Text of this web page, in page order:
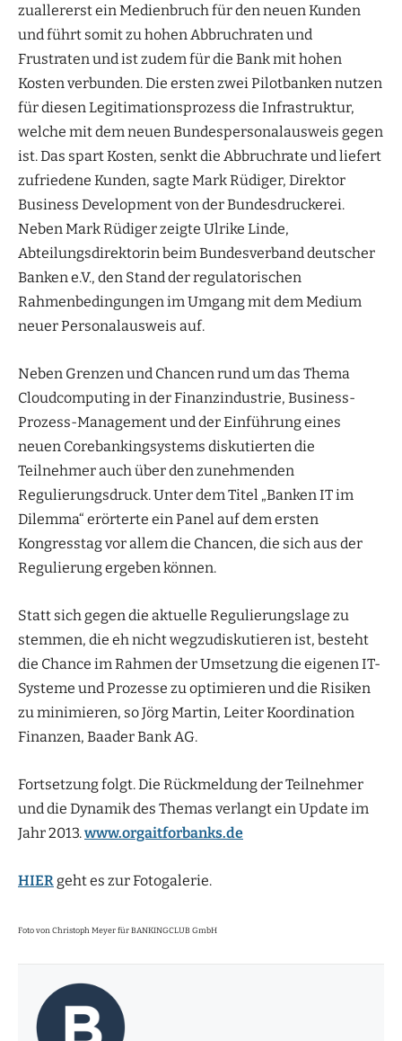
zuallererst ein Medienbruch für den neuen Kunden
und führt somit zu hohen Abbruchraten und
Frustraten und ist zudem für die Bank mit hohen
Kosten verbunden. Die ersten zwei Pilotbanken nutzen
für diesen Legitimationsprozess die Infrastruktur,
welche mit dem neuen Bundespersonalausweis gegen
ist. Das spart Kosten, senkt die Abbruchrate und liefert
zufriedene Kunden, sagte Mark Rüdiger, Direktor
Business Development von der Bundesdruckerei.
Neben Mark Rüdiger zeigte Ulrike Linde,
Abteilungsdirektorin beim Bundesverband deutscher
Banken e.V., den Stand der regulatorischen
Rahmenbedingungen im Umgang mit dem Medium
neuer Personalausweis auf.
Neben Grenzen und Chancen rund um das Thema
Cloudcomputing in der Finanzindustrie, Business-
Prozess-Management und der Einführung eines
neuen Corebankingsystems diskutierten die
Teilnehmer auch über den zunehmenden
Regulierungsdruck. Unter dem Titel „Banken IT im
Dilemma“ erörterte ein Panel auf dem ersten
Kongresstag vor allem die Chancen, die sich aus der
Regulierung ergeben können.
Statt sich gegen die aktuelle Regulierungslage zu
stemmen, die eh nicht wegzudiskutieren ist, besteht
die Chance im Rahmen der Umsetzung die eigenen IT-
Systeme und Prozesse zu optimieren und die Risiken
zu minimieren, so Jörg Martin, Leiter Koordination
Finanzen, Baader Bank AG.
Fortsetzung folgt. Die Rückmeldung der Teilnehmer
und die Dynamik des Themas verlangt ein Update im
Jahr 2013.www.orgaitforbanks.de
HIERgeht es zur Fotogalerie.
Foto von Christoph Meyer für BANKINGCLUB GmbH